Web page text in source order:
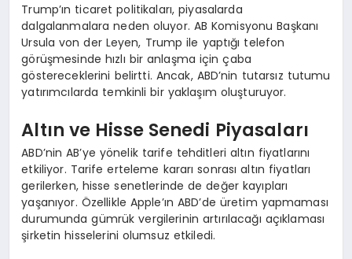
Trump’ın ticaret politikaları, piyasalarda
dalgalanmalara neden oluyor. AB Komisyonu Başkanı
Ursula von der Leyen, Trump ile yaptığı telefon
görüşmesinde hızlı bir anlaşma için çaba
göstereceklerini belirtti. Ancak, ABD’nin tutarsız tutumu
yatırımcılarda temkinli bir yaklaşım oluşturuyor.
Altın ve Hisse Senedi Piyasaları
ABD’nin AB’ye yönelik tarife tehditleri altın fiyatlarını
etkiliyor. Tarife erteleme kararı sonrası altın fiyatları
gerilerken, hisse senetlerinde de değer kayıpları
yaşanıyor. Özellikle Apple’ın ABD’de üretim yapmaması
durumunda gümrük vergilerinin artırılacağı açıklaması
şirketin hisselerini olumsuz etkiledi.